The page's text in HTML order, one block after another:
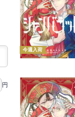
円
今週入荷